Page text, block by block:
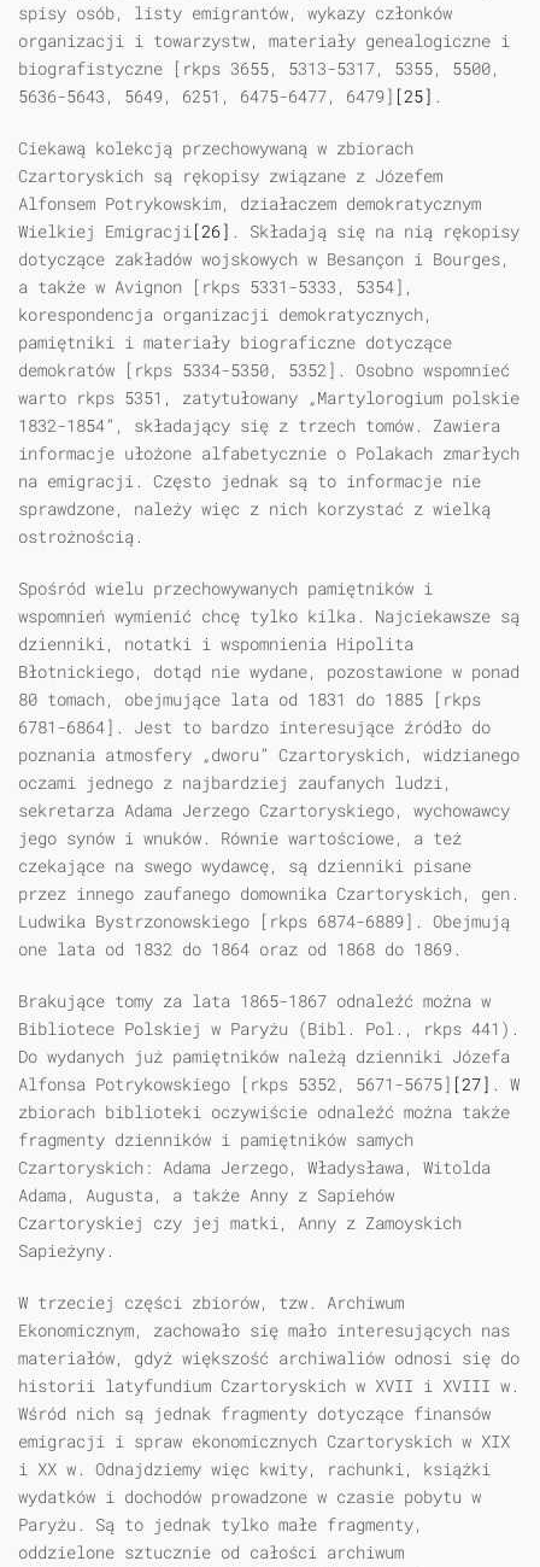
spisy osób, listy emigrantów, wykazy członków
organizacji i towarzystw, materiały genealogiczne i
biografistyczne [rkps 3655, 5313-5317, 5355, 5500,
5636-5643, 5649, 6251, 6475-6477, 6479] [25] .
Ciekawą kolekcją przechowywaną w zbiorach
Czartoryskich są rękopisy związane z Józefem
Alfonsem Potrykowskim, działaczem demokratycznym
Wielkiej Emigracji[26] . Składają się na nią rękopisy
dotyczące zakładów wojskowych w Besançon i Bourges,
a także w Avignon [rkps 5331-5333, 5354],
korespondencja organizacji demokratycznych,
pamiętniki i materiały biograficzne dotyczące
demokratów [rkps 5334-5350, 5352]. Osobno wspomnieć
warto rkps 5351, zatytułowany „Martylorogium polskie
1832-1854”, składający się z trzech tomów. Zawiera
informacje ułożone alfabetycznie o Polakach zmarłych
na emigracji. Często jednak są to informacje nie
sprawdzone, należy więc z nich korzystać z wielką
ostrożnością.
Spośród wielu przechowywanych pamiętników i
wspomnień wymienić chcę tylko kilka. Najciekawsze są
dzienniki, notatki i wspomnienia Hipolita
Błotnickiego, dotąd nie wydane, pozostawione w ponad
80 tomach, obejmujące lata od 1831 do 1885 [rkps
6781-6864]. Jest to bardzo interesujące źródło do
poznania atmosfery „dworu” Czartoryskich, widzianego
oczami jednego z najbardziej zaufanych ludzi,
sekretarza Adama Jerzego Czartoryskiego, wychowawcy
jego synów i wnuków. Równie wartościowe, a też
czekające na swego wydawcę, są dzienniki pisane
przez innego zaufanego domownika Czartoryskich, gen.
Ludwika Bystrzonowskiego [rkps 6874-6889]. Obejmują
one lata od 1832 do 1864 oraz od 1868 do 1869.
Brakujące tomy za lata 1865-1867 odnaleźć można w
Bibliotece Polskiej w Paryżu (Bibl. Pol., rkps 441).
Do wydanych już pamiętników należą dzienniki Józefa
Alfonsa Potrykowskiego [rkps 5352, 5671-5675] [27] . W
zbiorach biblioteki oczywiście odnaleźć można także
fragmenty dzienników i pamiętników samych
Czartoryskich: Adama Jerzego, Władysława, Witolda
Adama, Augusta, a także Anny z Sapiehów
Czartoryskiej czy jej matki, Anny z Zamoyskich
Sapieżyny.
W trzeciej części zbiorów, tzw. Archiwum
Ekonomicznym, zachowało się mało interesujących nas
materiałów, gdyż większość archiwaliów odnosi się do
historii latyfundium Czartoryskich w XVII i XVIII w.
Wśród nich są jednak fragmenty dotyczące finansów
emigracji i spraw ekonomicznych Czartoryskich w XIX
i XX w. Odnajdziemy więc kwity, rachunki, książki
wydatków i dochodów prowadzone w czasie pobytu w
Paryżu. Są to jednak tylko małe fragmenty,
oddzielone sztucznie od całości archiwum